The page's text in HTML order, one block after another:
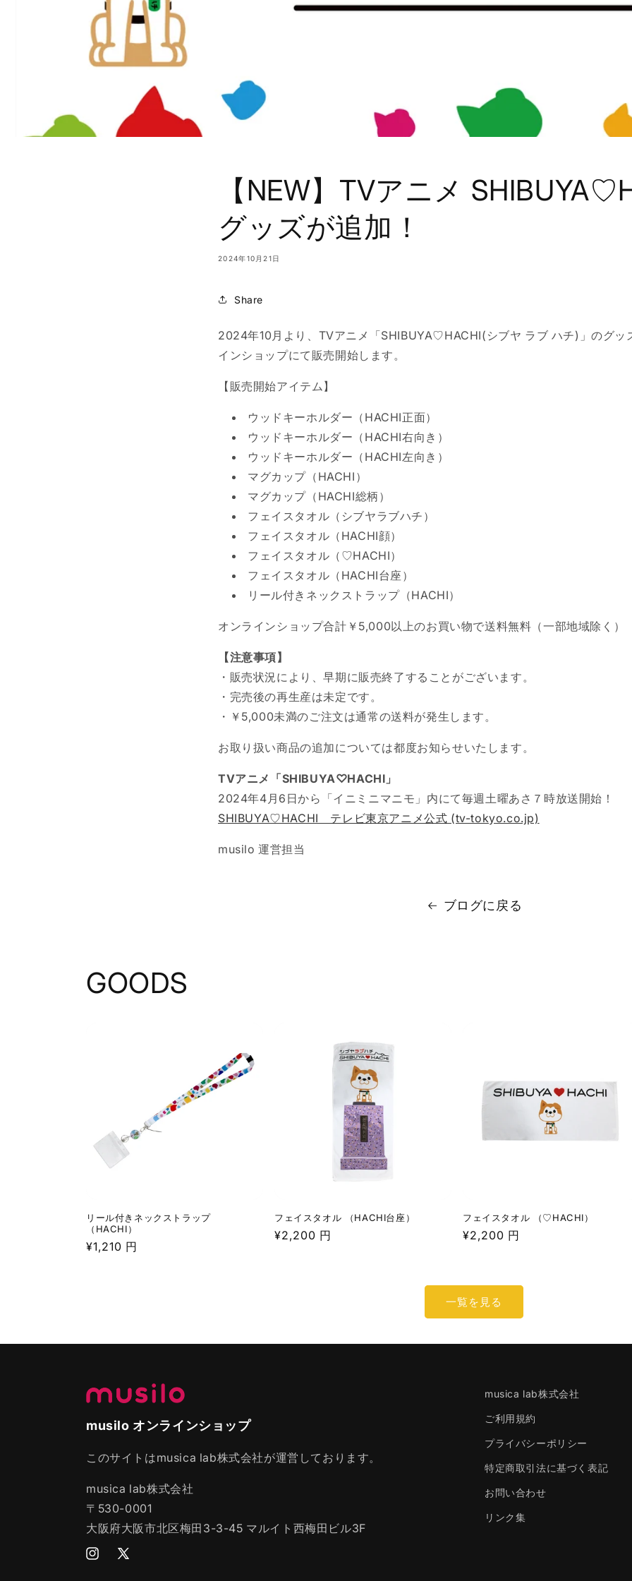
【NEW】TVアニメ
グッズが追加！
2024年10月21日
Share
2024年10月より、TVアニメ「SHIBUYA♡HACHI(シブヤ ラブ ハチ)」のグッ
インショップにて販売開始します。
【販売開始アイテム】
ウッドキーホルダー（HACHI正面）
ウッドキーホルダー（HACHI右向き）
ウッドキーホルダー（HACHI左向き）
マグカップ（HACHI）
マグカップ（HACHI総柄）
フェイスタオル（シブヤラブハチ）
フェイスタオル（HACHI顔）
フェイスタオル（♡HACHI）
フェイスタオル（HACHI台座）
リール付きネックストラップ（HACHI）
オンラインショップ合計￥5,000以上のお買い物で送料無料（一部地域除く）
【注意事項】
・販売状況により、早期に販売終了することがございます。
・完売後の再生産は未定です。
・￥5,000未満のご注文は通常の送料が発生します。
お取り扱い商品の追加については都度お知らせいたします。
TVアニメ「SHIBUYA♡HACHI」
2024年4月6日から「イニミニマニモ」内にて毎週土曜あさ７時放送開始！
SHIBUYA♡HACHI テレビ東京アニメ公式 (tv-tokyo.co.jp)
musilo 運営担当
ブログに戻る
GOODS
リール付きネックストラップ
（HACHI）
通
¥1,210 円
フェイスタオル （HACHI台座）
通
¥2,200 円
フェイスタオル （♡HACHI）
通
格
¥2,200 円
一覧を見る
musilo オンラインショップ
このサイトはmusica lab株式会社が運営しております。
musica lab株式会社
〒530-0001
大阪府大阪市北区梅田3-3-45 マルイト西梅田ビル3F
InstagramTwitter
musica lab株式会社
ご利用規約
プライバシーポリシー
特定商取引法に基づく表記
お問い合わせ
リンク集